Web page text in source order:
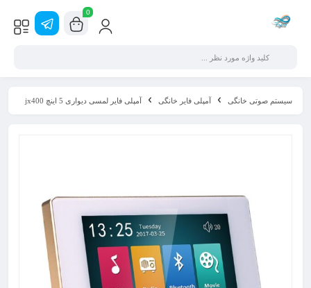
0
سیستم صوتی خانگی آمپلی فایر خانگی آمپلی فایر لمسی دیواری 5 اینچ jx400